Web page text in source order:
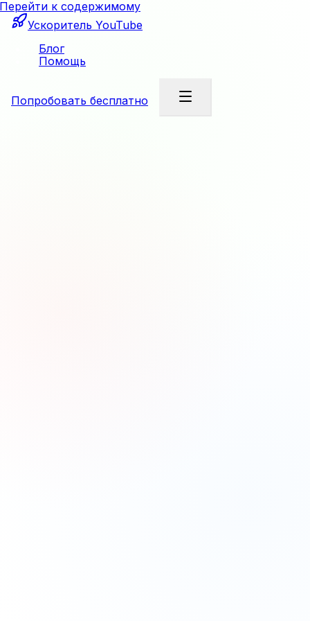
Перейти к содержимому
Ускоритель YouTube
Блог
Помощь
Попробовать бесплатно